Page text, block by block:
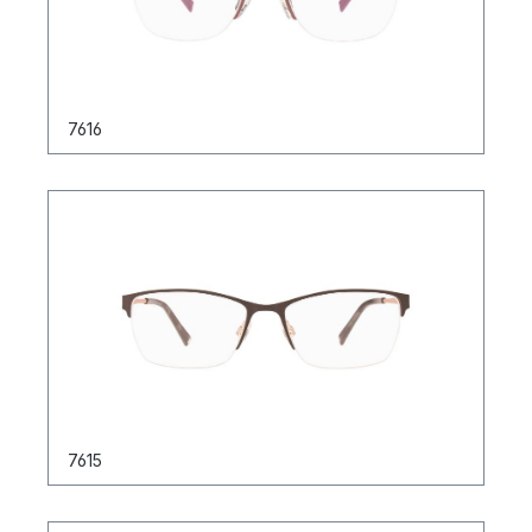
7616
7615